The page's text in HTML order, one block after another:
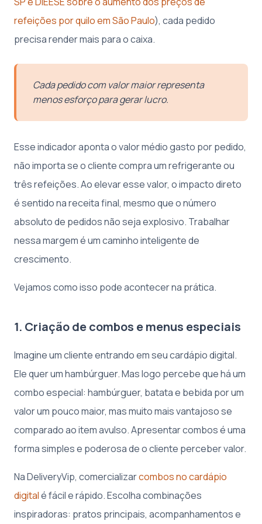
refeições por quilo em São Paulo), cada pedido
precisa render mais para o caixa.
Cada pedido com valor maior representa
menos esforço para gerar lucro.
Esse indicador aponta o valor médio gasto por pedido,
não importa se o cliente compra um refrigerante ou
três refeições. Ao elevar esse valor, o impacto direto
é sentido na receita final, mesmo que o número
absoluto de pedidos não seja explosivo. Trabalhar
nessa margem é um caminho inteligente de
crescimento.
Vejamos como isso pode acontecer na prática.
1. Criação de combos e menus especiais
Imagine um cliente entrando em seu cardápio digital.
Ele quer um hambúrguer. Mas logo percebe que há um
combo especial: hambúrguer, batata e bebida por um
valor um pouco maior, mas muito mais vantajoso se
comparado ao item avulso. Apresentar combos é uma
forma simples e poderosa de o cliente perceber valor.
Na DeliveryVip, comercializarcombos no cardápio
digitalé fácil e rápido. Escolha combinações
inspiradoras: pratos principais, acompanhamentos e